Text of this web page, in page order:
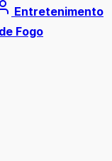
Entretenimento
Fogo